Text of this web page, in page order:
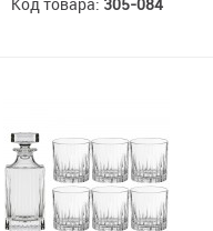
Код товара: 305-084